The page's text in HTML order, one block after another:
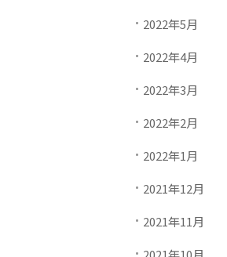
2022年5月
2022年4月
2022年3月
2022年2月
2022年1月
2021年12月
2021年11月